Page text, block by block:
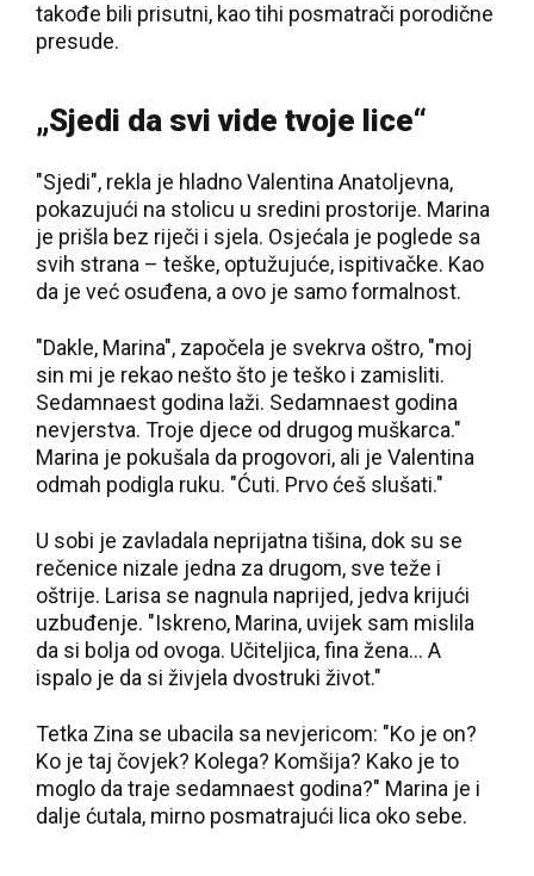
takođe bili prisutni, kao tihi posmatrači porodične
presude.
„Sjedi da svi vide tvoje lice“
"Sjedi", rekla je hladno Valentina Anatoljevna,
pokazujući na stolicu u sredini prostorije. Marina
je prišla bez riječi i sjela. Osjećala je poglede sa
svih strana – teške, optužujuće, ispitivačke. Kao
da je već osuđena, a ovo je samo formalnost.
"Dakle, Marina", započela je svekrva oštro, "moj
sin mi je rekao nešto što je teško i zamisliti.
Sedamnaest godina laži. Sedamnaest godina
nevjerstva. Troje djece od drugog muškarca."
Marina je pokušala da progovori, ali je Valentina
odmah podigla ruku. "Ćuti. Prvo ćeš slušati."
U sobi je zavladala neprijatna tišina, dok su se
rečenice nizale jedna za drugom, sve teže i
oštrije. Larisa se nagnula naprijed, jedva krijući
uzbuđenje. "Iskreno, Marina, uvijek sam mislila
da si bolja od ovoga. Učiteljica, fina žena… A
ispalo je da si živjela dvostruki život."
Tetka Zina se ubacila sa nevjericom: "Ko je on?
Ko je taj čovjek? Kolega? Komšija? Kako je to
moglo da traje sedamnaest godina?" Marina je i
dalje ćutala, mirno posmatrajući lica oko sebe.